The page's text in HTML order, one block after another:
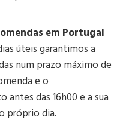
em Portugal
úteis garantimos a
num prazo máximo de
e o
das 16h00 e a sua
próprio dia.